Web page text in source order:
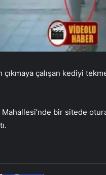
çalışan kediyi
bir sitede